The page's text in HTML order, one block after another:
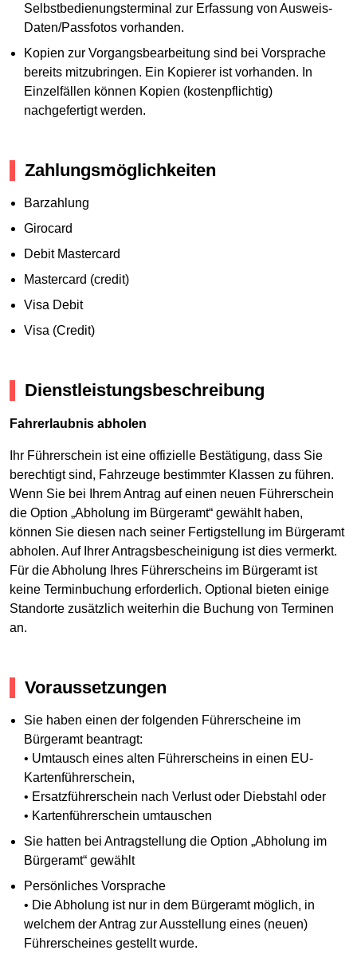
Selbstbedienungsterminal zur Erfassung von Ausweis-
Daten/Passfotos vorhanden.
Kopien zur Vorgangsbearbeitung sind bei Vorsprache
bereits mitzubringen. Ein Kopierer ist vorhanden. In
Einzelfällen können Kopien (kostenpflichtig)
nachgefertigt werden.
Zahlungsmöglichkeiten
Barzahlung
Girocard
Debit Mastercard
Mastercard (credit)
Visa Debit
Visa (Credit)
Dienstleistungsbeschreibung
Fahrerlaubnis abholen
Ihr Führerschein ist eine offizielle Bestätigung, dass Sie
berechtigt sind, Fahrzeuge bestimmter Klassen zu führen.
Wenn Sie bei Ihrem Antrag auf einen neuen Führerschein
die Option „Abholung im Bürgeramt“ gewählt haben,
können Sie diesen nach seiner Fertigstellung im Bürgeramt
abholen. Auf Ihrer Antragsbescheinigung ist dies vermerkt.
Für die Abholung Ihres Führerscheins im Bürgeramt ist
keine Terminbuchung erforderlich. Optional bieten einige
Standorte zusätzlich weiterhin die Buchung von Terminen
an.
Voraussetzungen
Sie haben einen der folgenden Führerscheine im
Bürgeramt beantragt:
• Umtausch eines alten Führerscheins in einen EU-
Kartenführerschein,
• Ersatzführerschein nach Verlust oder Diebstahl oder
• Kartenführerschein umtauschen
Sie hatten bei Antragstellung die Option „Abholung im
Bürgeramt“ gewählt
Persönliches Vorsprache
• Die Abholung ist nur in dem Bürgeramt möglich, in
welchem der Antrag zur Ausstellung eines (neuen)
Führerscheines gestellt wurde.